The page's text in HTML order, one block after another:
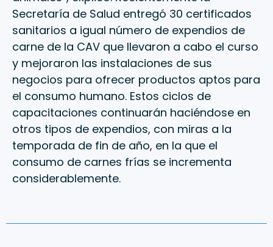
Secretaría de Salud entregó 30 certificados
sanitarios a igual número de expendios de
carne de la CAV que llevaron a cabo el curso
y mejoraron las instalaciones de sus
negocios para ofrecer productos aptos para
el consumo humano. Estos ciclos de
capacitaciones continuarán haciéndose en
otros tipos de expendios, con miras a la
temporada de fin de año, en la que el
consumo de carnes frías se incrementa
considerablemente.